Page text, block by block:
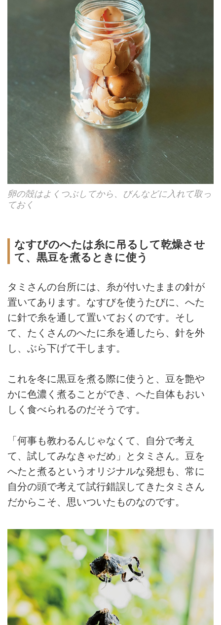
卵の殻はよくつぶしてから、びんなどに入れて取っ
ておく
なすびのへたは糸に吊るして乾燥させ
て、黒豆を煮るときに使う
タミさんの台所には、糸が付いたままの針が
置いてあります。なすびを使うたびに、へた
に針で糸を通して置いておくのです。そし
て、たくさんのへたに糸を通したら、針を外
し、ぶら下げて干します。
これを冬に黒豆を煮る際に使うと、豆を艶や
かに色濃く煮ることができ、へた自体もおい
しく食べられるのだそうです。
「何事も教わるんじゃなくて、自分で考え
て、試してみなきゃだめ」とタミさん。豆を
へたと煮るというオリジナルな発想も、常に
自分の頭で考えて試行錯誤してきたタミさん
だからこそ、思いついたものなのです。